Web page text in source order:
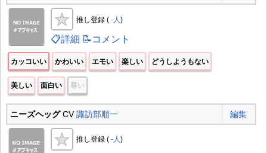
推し登録 ( -人 )
📋詳細 📝コメント
カッコいい かわいい エモい 楽しい どうしようもない
美しい 面白い 尊い
ニーズヘッグCV諏訪部順一 編集
推し登録 ( -人)